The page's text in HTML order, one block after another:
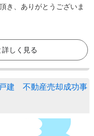
き、ありがとうございま
しく見る
建 不動産売却成功事